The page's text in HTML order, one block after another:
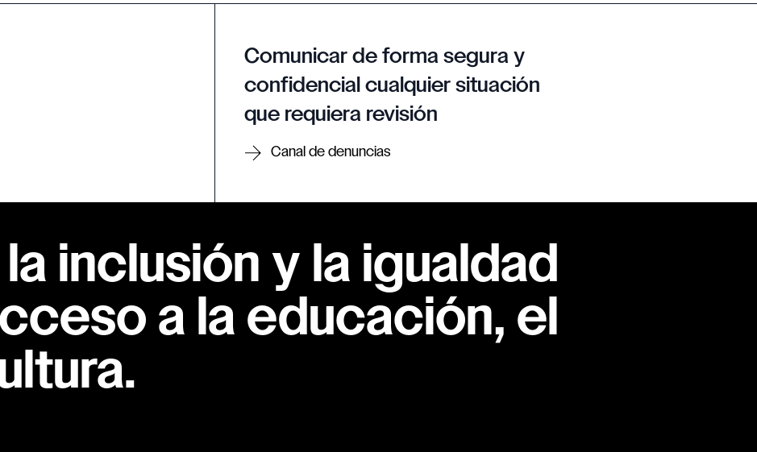
Comunicar de forma segura y
confidencial cualquier situación
que requiera revisión
Canal de denuncias
inclusión y la igualdad
a la educación, el